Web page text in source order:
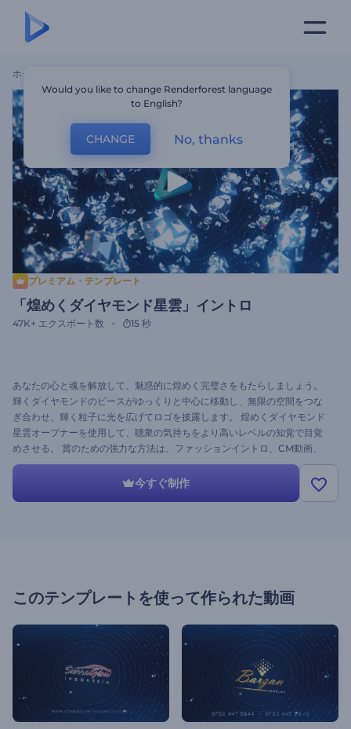
ホーム
プレミアム・テンプレート
「煌めくダイヤモンド星雲」イントロ
47K+ エクスポート数 15 秒
あなたの心と魂を解放して、魅惑的に煌めく完璧さをもたらしましょう。
輝くダイヤモンドのピースがゆっくりと中心に移動し、無限の空間をつな
ぎ合わせ、輝く粒子に光を広げてロゴを披露します。 煌めくダイヤモンド
星雲オープナーを使用して、聴衆の気持ちをより高いレベルの知覚で目覚
めさせる。 賞のための強力な方法は、ファッションイントロ、CM動画、
会社紹介などを示します。ロゴをアップロードして優雅さを演出しましょ
今すぐ制作
このテンプレートを使って作られた動画
Would you like to change Renderforest language
to English?
CHANGE No, thanks